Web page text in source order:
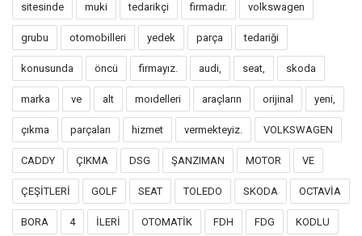
sitesinde muki tedarikçi firmadır. volkswagen
grubu otomobilleri yedek parça tedariği
konusunda öncü firmayız. audi, seat, skoda
marka ve alt moıdelleri araçların orijinal yeni,
çıkma parçaları hizmet vermekteyiz. VOLKSWAGEN
CADDY ÇIKMA DSG ŞANZIMAN MOTOR VE
ÇEŞİTLERİ GOLF SEAT TOLEDO SKODA OCTAVİA
BORA 4 İLERİ OTOMATİK FDH FDG KODLU